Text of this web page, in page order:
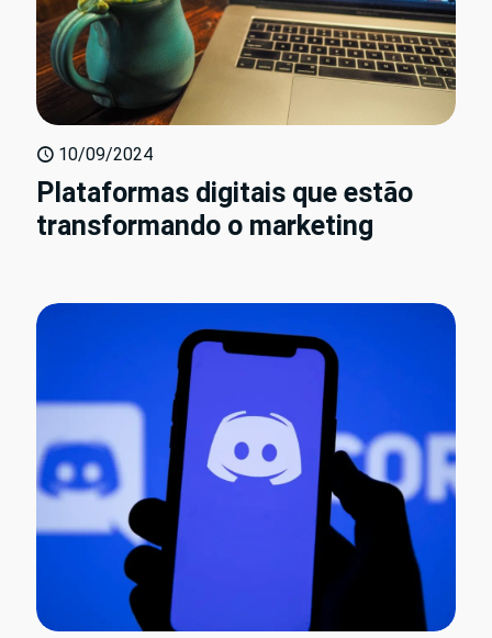
10/09/2024
Plataformas digitais que estão
transformando o marketing